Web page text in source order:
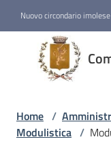
Nuovo circondario imolese
Comune
di
Dozza
Home /
Modulistica /